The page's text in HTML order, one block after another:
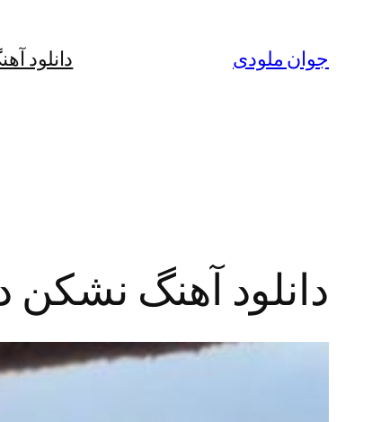
جوان ملودی دانلود
دانلود آهنگ نشکن